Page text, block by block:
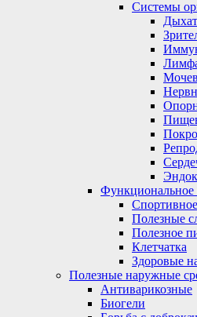
Системы
Функциональное
Полезные
Полезное
Клетчатка
Здоровые
Полезные наружные
Антиварикозные
Биогели